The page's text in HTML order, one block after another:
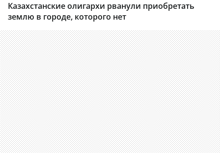
Казахстанские олигархи рванули приобретать
землю в городе, которого нет